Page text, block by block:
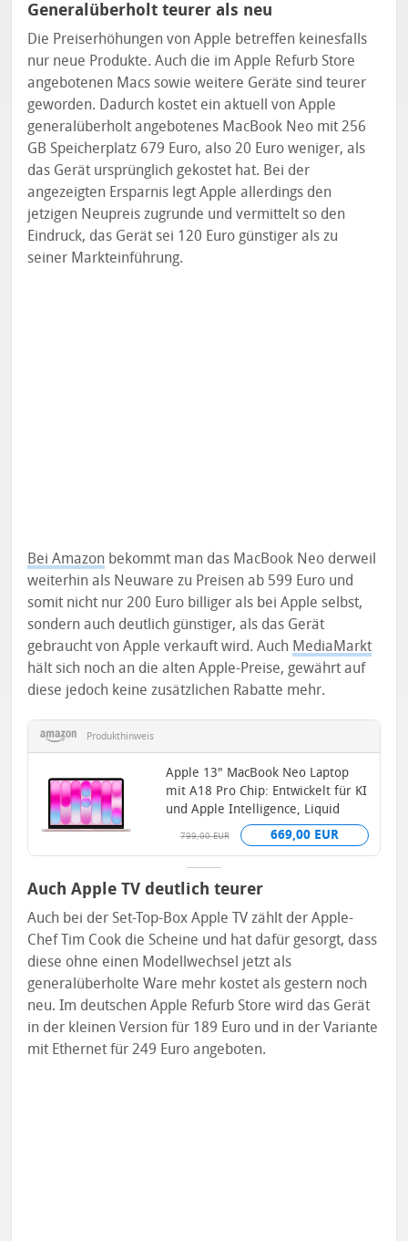
Generalüberholt teurer als neu
Die Preiserhöhungen von Apple betreffen keinesfalls
nur neue Produkte. Auch die im Apple Refurb Store
angebotenen Macs sowie weitere Geräte sind teurer
geworden. Dadurch kostet ein aktuell von Apple
generalüberholt angebotenes MacBook Neo mit 256
GB Speicherplatz 679 Euro, also 20 Euro weniger, als
das Gerät ursprünglich gekostet hat. Bei der
angezeigten Ersparnis legt Apple allerdings den
jetzigen Neupreis zugrunde und vermittelt so den
Eindruck, das Gerät sei 120 Euro günstiger als zu
seiner Markteinführung.
Bei Amazon bekommt man das MacBook Neo derweil
weiterhin als Neuware zu Preisen ab 599 Euro und
somit nicht nur 200 Euro billiger als bei Apple selbst,
sondern auch deutlich günstiger, als das Gerät
gebraucht von Apple verkauft wird. Auch MediaMarkt
hält sich noch an die alten Apple-Preise, gewährt auf
diese jedoch keine zusätzlichen Rabatte mehr.
Produkthinweis
Apple 13" MacBook Neo Laptop
mit A18 Pro Chip: Entwickelt für KI
und Apple Intelligence, Liquid
Retina Display, 8 GB...669,00 EUR
799,00 EUR
Auch Apple TV deutlich teurer
Auch bei der Set-Top-Box Apple TV zählt der Apple-
Chef Tim Cook die Scheine und hat dafür gesorgt, dass
diese ohne einen Modellwechsel jetzt als
generalüberholte Ware mehr kostet als gestern noch
neu. Im deutschen Apple Refurb Store wird das Gerät
in der kleinen Version für 189 Euro und in der Variante
mit Ethernet für 249 Euro angeboten.